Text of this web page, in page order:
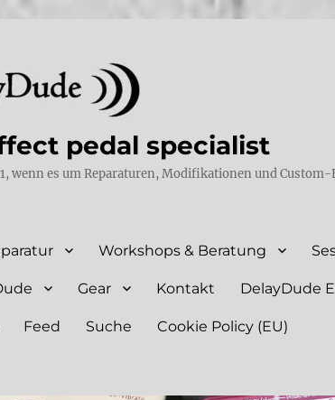
pedal specialist
wenn es um Reparaturen, Modifikationen und
Workshops & Beratung
Gear Kontakt DelayDude
Feed Suche Cookie Policy (EU)